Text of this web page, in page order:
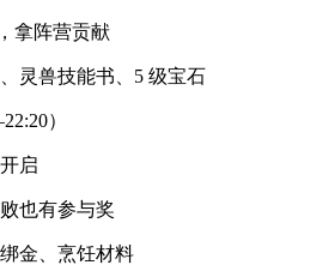
拿阵营贡献
灵兽技能书、5 级宝石
）
启
也有参与奖
金、烹饪材料